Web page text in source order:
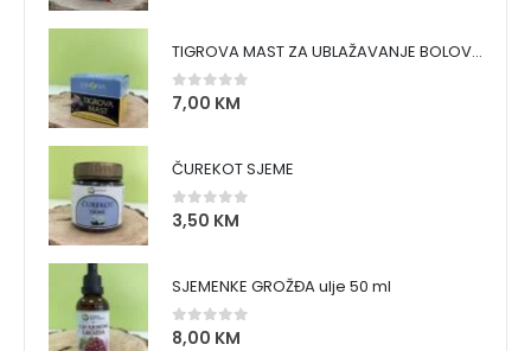
TIGROVA MAST ZA UBLAŽAVANJE BOLOVA I ZAGRIJAVANJE MIŠIĆA
0 out of 5
7,00 KM
ČUREKOT SJEME
0 out of 5
3,50 KM
SJEMENKE GROŽĐA ulje 50 ml
0 out of 5
8,00 KM